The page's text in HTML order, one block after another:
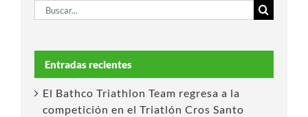
Buscar:
Entradas recientes
El Bathco Triathlon Team regresa a la
competición en el Triatlón Cros Santo